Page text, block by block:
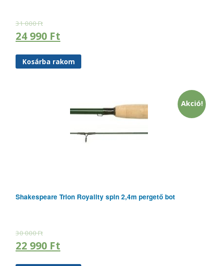
31 000Ft
24 990 Ft
Kosárba rakom
Akció!
Shakespeare Trion Royality spin 2,4m pergető bot
30 000Ft
22 990 Ft